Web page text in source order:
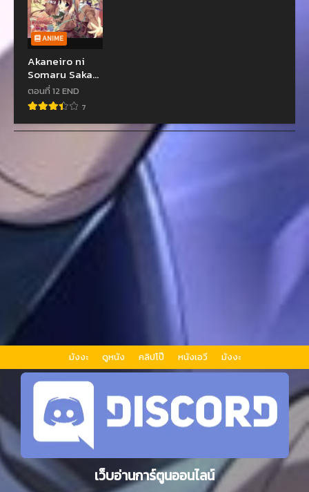
ANIME
Akaneiro ni
Somaru Saka
อดีตเกรียนกับ
คุณหนูคู่หมั้น
ตอนที่ 1-12 ซับ
ไทย
ตอนที่ 12 END
7
มังงะ ดูหนัง คลิปโป๊ หนังเอวี มังงะ
เว็บอ่านการ์ตูนออนไลน์